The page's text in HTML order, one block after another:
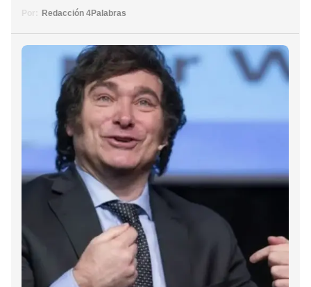
Por: Redacción 4Palabras